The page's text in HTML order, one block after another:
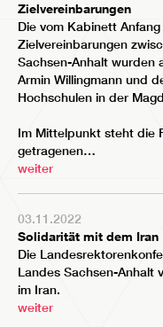
Zielvereinbarungen
Die vom Kabinett
Zielvereinbarungen
Sachsen-Anhalt wurden
Armin Willingmann und
Hochschulen in der
Im Mittelpunkt steht die
getragenen…
weiter
03.11.2022
Solidarität mit dem Iran
Die
Landes Sachsen-Anhalt
im Iran.
weiter